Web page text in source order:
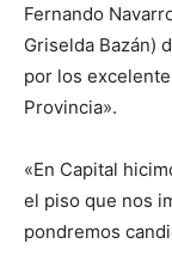
Fernando
Griselda Bazán)
por los
Provincia».
«En Capital
el piso que nos
pondremos